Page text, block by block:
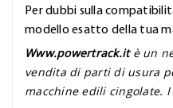
Per dubbi sulla
modello esatto della tua
Www.powertrack.it è un
vendita di parti di usura
macchine edili cingolate.